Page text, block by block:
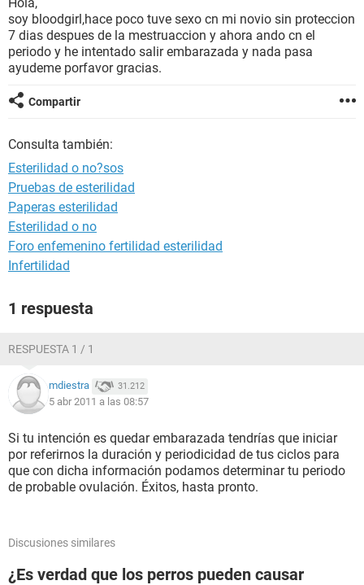
BIENESTAR
SEXUALIDAD
GLOSARIO
soy bloodgirl,hace poco tuve sexo cn mi novio sin proteccion
7 dias despues de la mestruaccion y ahora ando cn el
periodo y he intentado salir embarazada y nada pasa
ayudeme porfavor gracias.
Compartir
Consulta también:
Esterilidad o no?sos
Pruebas de esterilidad
Paperas esterilidad
Esterilidad o no
Foro enfemenino fertilidad esterilidad
Infertilidad
1 respuesta
RESPUESTA 1 / 1
mdiestra 31.212
5 abr 2011 a las 08:57
Si tu intención es quedar embarazada tendrías que iniciar
por referirnos la duración y periodicidad de tus ciclos para
que con dicha información podamos determinar tu periodo
de probable ovulación. Éxitos, hasta pronto.
Discusiones similares
¿Es verdad que los perros pueden causar